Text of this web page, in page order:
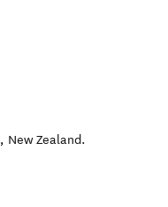
, New Zealand.